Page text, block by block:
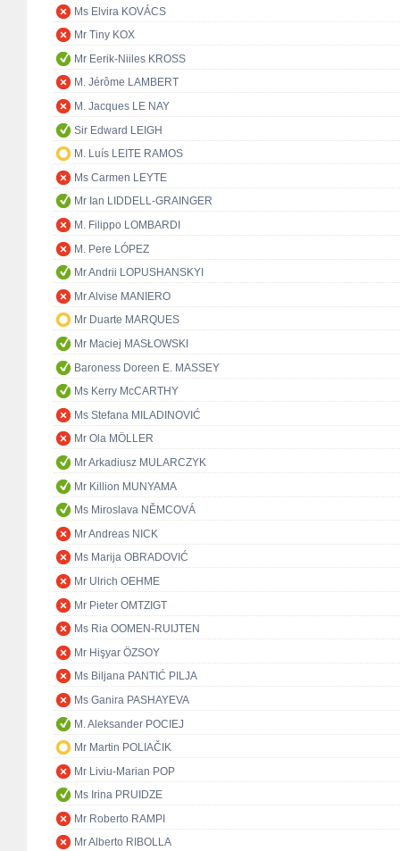
Ms Elvira KOVÁCS
Mr Tiny KOX
Mr Eerik-Niiles KROSS
M. Jérôme LAMBERT
M. Jacques LE NAY
Sir Edward LEIGH
M. Luís LEITE RAMOS
Ms Carmen LEYTE
Mr Ian LIDDELL-GRAINGER
M. Filippo LOMBARDI
M. Pere LÓPEZ
Mr Andrii LOPUSHANSKYI
Mr Alvise MANIERO
Mr Duarte MARQUES
Mr Maciej MASŁOWSKI
Baroness Doreen E. MASSEY
Ms Kerry McCARTHY
Ms Stefana MILADINOVIĆ
Mr Ola MÖLLER
Mr Arkadiusz MULARCZYK
Mr Killion MUNYAMA
Ms Miroslava NĚMCOVÁ
Mr Andreas NICK
Ms Marija OBRADOVIĆ
Mr Ulrich OEHME
Mr Pieter OMTZIGT
Ms Ria OOMEN-RUIJTEN
Mr Hişyar ÖZSOY
Ms Biljana PANTIĆ PILJA
Ms Ganira PASHAYEVA
M. Aleksander POCIEJ
Mr Martin POLIAČIK
Mr Liviu-Marian POP
Ms Irina PRUIDZE
Mr Roberto RAMPI
Mr Alberto RIBOLLA